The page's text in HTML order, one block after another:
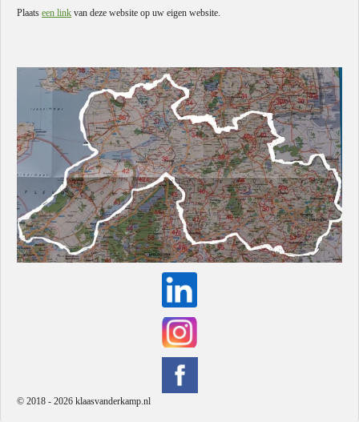
Plaats een link van deze website op uw eigen website.
© 2018 - 2026 klaasvanderkamp.nl